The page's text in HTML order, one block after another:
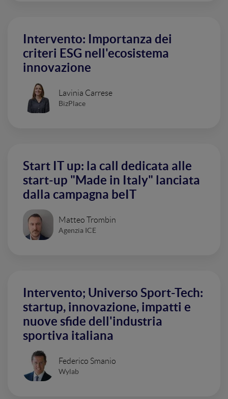
Intervento: Importanza dei
criteri ESG nell'ecosistema
innovazione
Lavinia Carrese
BizPlace
Start IT up: la call dedicata alle
start-up "Made in Italy" lanciata
dalla campagna beIT
Matteo Trombin
Agenzia ICE
Intervento; Universo Sport-Tech:
startup, innovazione, impatti e
nuove sfide dell'industria
sportiva italiana
Federico Smanio
Wylab